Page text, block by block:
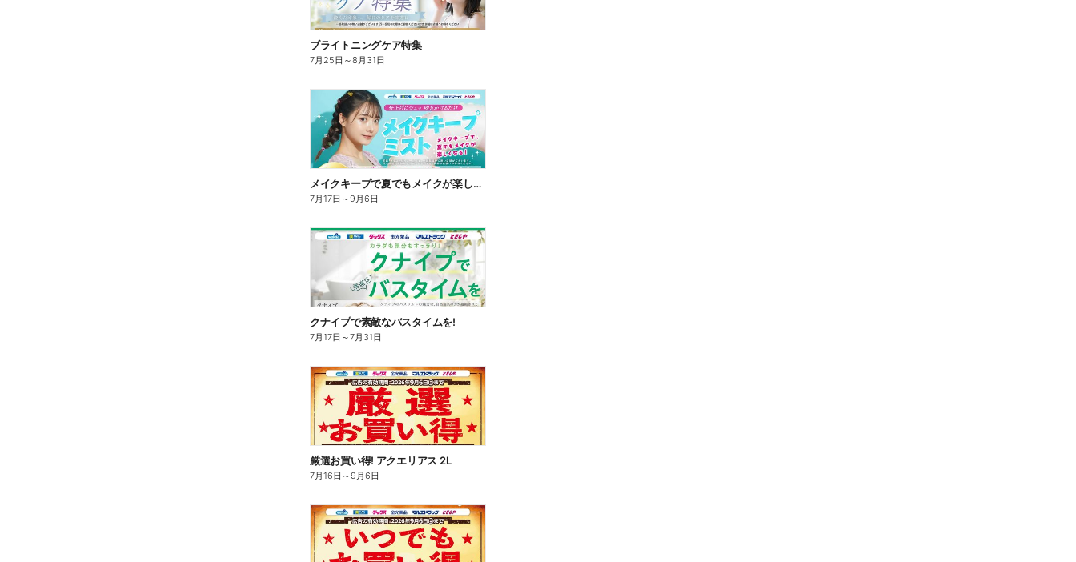
ブライトニングケア特集
7月25日 ～8月31日
メイクキープで夏でもメイクが楽しくなる!
7月17日 ～9月6日
クナイプで素敵なバスタイムを!
7月17日 ～7月31日
厳選お買い得! アクエリアス 2L
7月16日 ～9月6日